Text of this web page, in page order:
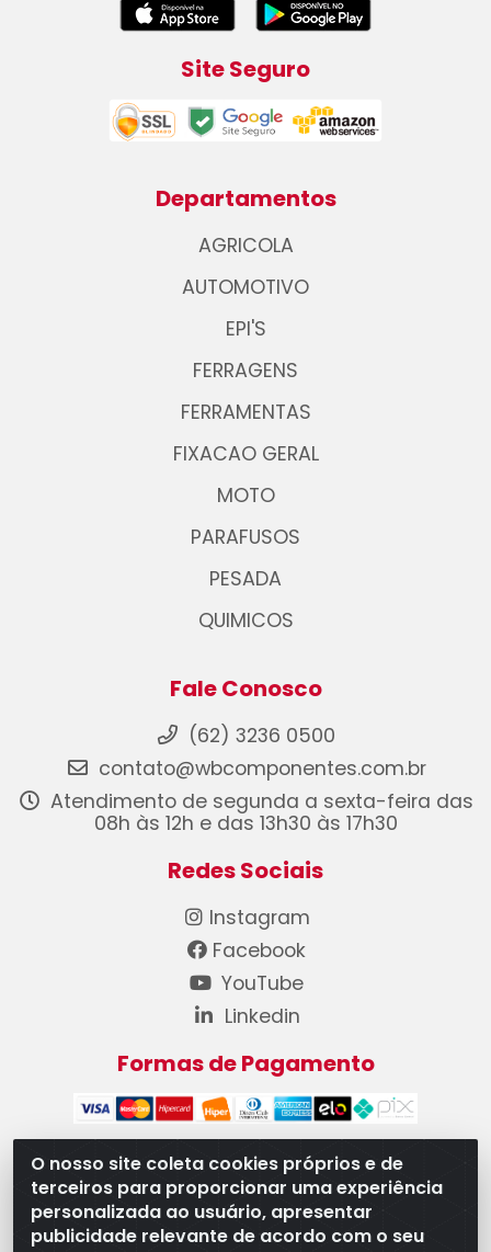
O nosso site coleta cookies próprios e de
terceiros para proporcionar uma experiência
personalizada ao usuário, apresentar
publicidade relevante de acordo com o seu
Site Seguro
Departamentos
AGRICOLA
AUTOMOTIVO
EPI'S
FERRAGENS
FERRAMENTAS
FIXACAO GERAL
MOTO
PARAFUSOS
PESADA
QUIMICOS
Fale Conosco
(62) 3236 0500
contato@wbcomponentes.com.br
Atendimento de segunda a sexta-feira das
08h às 12h e das 13h30 às 17h30
Redes Sociais
Instagram
Facebook
YouTube
Linkedin
Formas de Pagamento
WB Componentes Automotivos LTDA - CNPJ
08.528.393/0001-12 - Rua do Níquel, 667 - Parque
Oeste Industrial, Goiânia/GO - CEP 74375-660